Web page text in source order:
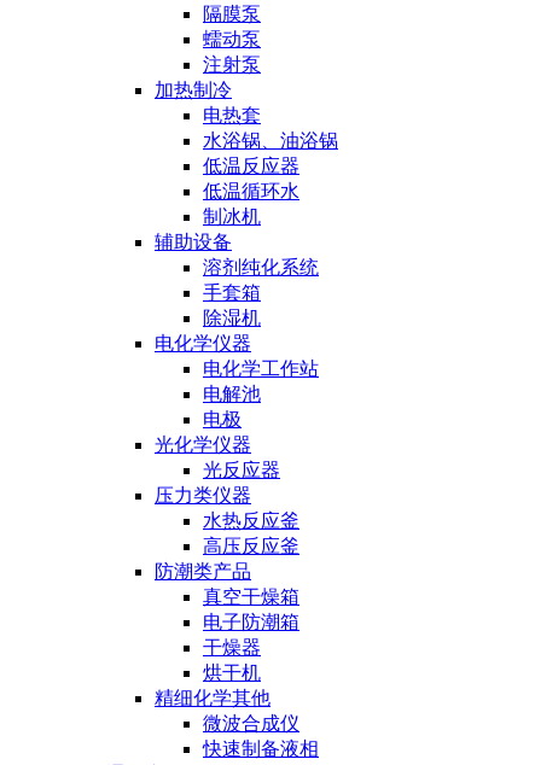
隔膜泵
蠕动泵
注射泵
加热制冷
电热套
水浴锅、油浴锅
低温反应器
低温循环水
制冰机
辅助设备
溶剂纯化系统
手套箱
除湿机
电化学仪器
电化学工作站
电解池
电极
光化学仪器
光反应器
压力类仪器
水热反应釜
高压反应釜
防潮类产品
真空干燥箱
电子防潮箱
干燥器
烘干机
精细化学其他
微波合成仪
快速制备液相